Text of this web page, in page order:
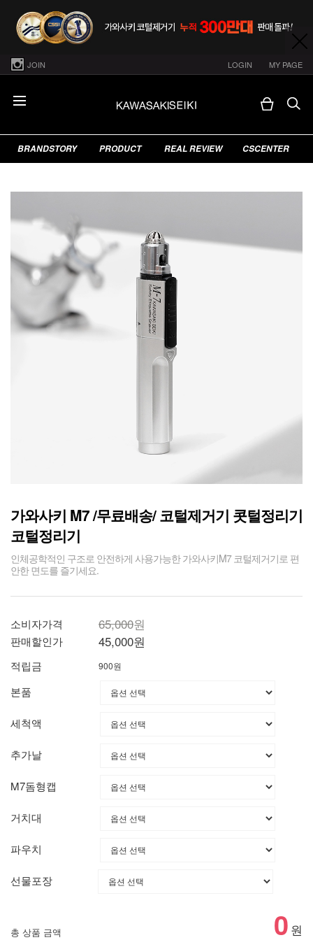
JOIN LOGIN MY PAGE
BRANDSTORY PRODUCT REAL REVIEW CSCENTER
가와사키 M7 /무료배송/ 코털제거기 콧털정리기
코털정리기
인체공학적인 구조로 안전하게 사용가능한 가와사키M7 코털제거기로 편
안한 면도를 즐기세요.
소비자가격 65,000원
판매할인가 45,000원
적립금 900원
본품
세척액
추가날
M7돔형캡
거치대
파우치
선물포장
총 상품 금액 0 원